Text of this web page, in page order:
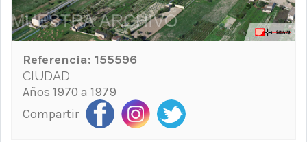
Referencia: 155596
CIUDAD
Años 1970 a 1979
Compartir